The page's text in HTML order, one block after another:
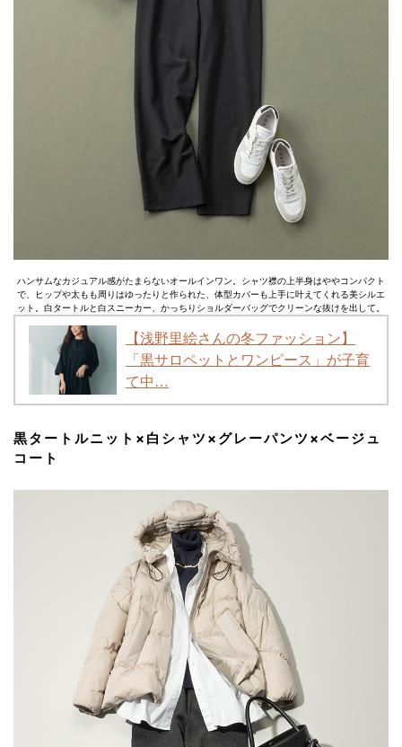
ハンサムなカジュアル感がたまらないオールインワン。シャツ襟の上半身はややコンパクト
で、ヒップや太もも周りはゆったりと作られた、体型カバーも上手に叶えてくれる美シルエ
ット。白タートルと白スニーカー、かっちりショルダーバッグでクリーンな抜けを出して。
【浅野里絵さんの冬ファッション】
「黒サロペットとワンピース」が子育
て中…
黒タートルニット×白シャツ×グレーパンツ×ベージュ
コート